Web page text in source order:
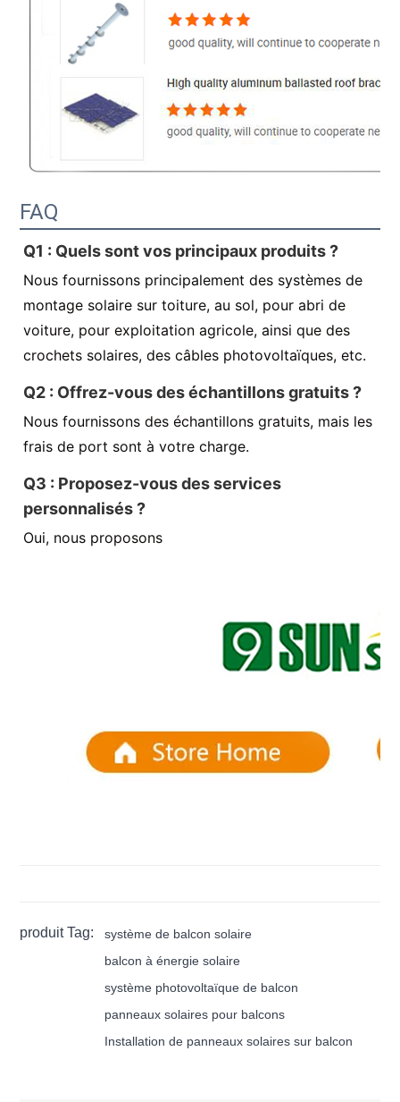
FAQ
Q1 : Quels sont vos principaux produits ?
Nous fournissons principalement des systèmes de
montage solaire sur toiture, au sol, pour abri de
voiture, pour exploitation agricole, ainsi que des
crochets solaires, des câbles photovoltaïques, etc.
Q2 : Offrez-vous des échantillons gratuits ?
Nous fournissons des échantillons gratuits, mais les
frais de port sont à votre charge.
Q3 : Proposez-vous des services
personnalisés ?
Oui, nous proposons
produit Tag:
système de balcon solaire
balcon à énergie solaire
système photovoltaïque de balcon
panneaux solaires pour balcons
Installation de panneaux solaires sur balcon